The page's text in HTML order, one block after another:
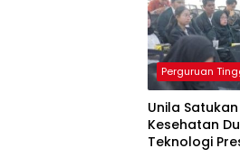
Perguruan
Unila
Kesehatan
Teknologi